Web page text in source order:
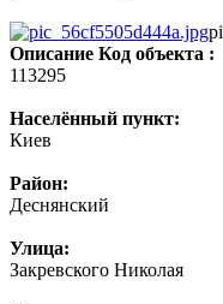
Описание Код объекта :
113295
Населённый пункт:
Киев
Район:
Деснянский
Улица:
Закревского Николая